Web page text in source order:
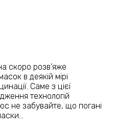
скоро розв’яже
в деякій мірі
Саме з цієї
технологій
не забувайте, що погані